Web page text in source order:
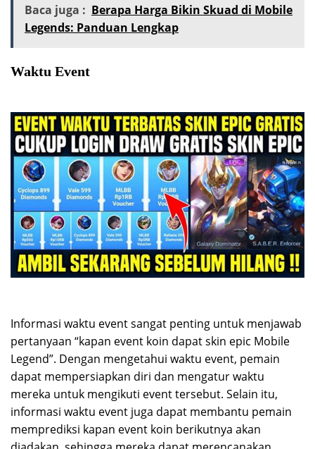
Baca juga : Berapa Harga Bikin Skuad di Mobile
Legends: Panduan Lengkap
Waktu Event
Informasi waktu event sangat penting untuk menjawab
pertanyaan “kapan event koin dapat skin epic Mobile
Legend”. Dengan mengetahui waktu event, pemain
dapat mempersiapkan diri dan mengatur waktu
mereka untuk mengikuti event tersebut. Selain itu,
informasi waktu event juga dapat membantu pemain
memprediksi kapan event koin berikutnya akan